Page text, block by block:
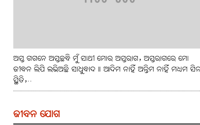
ଅସ୍ତ ଗଗନେ ଅସ୍ତଛବି ମୁଁ ସାଥୀ ମୋର ଅସ୍ତରାଗ, ଅସ୍ତରାଗରେ ମୋ
ଜୀବନ ଲିପି ଲଭିଅଛି ସାଧୁବାଦ॥ ଆଦିମ ନାହିଁ ଅନ୍ତିମ ନାହିଁ ମଧ୍ୟମ
ସ୍ଥିତି,..
ଜୀବନ ଯୋଗ